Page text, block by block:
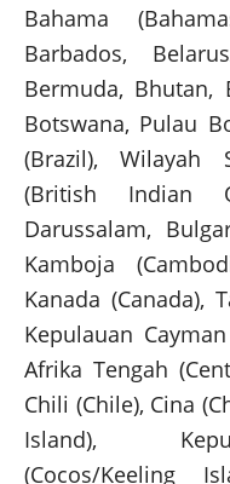
Bahama
Barbados,
Bermuda, Bhutan,
Botswana, Pulau
(Brazil), Wilayah
(British Indian
Darussalam,
Kamboja
Kanada (Canada),
Kepulauan
Afrika Tengah
Chili (Chile), Cina
Island),
(Cocos/Keeling